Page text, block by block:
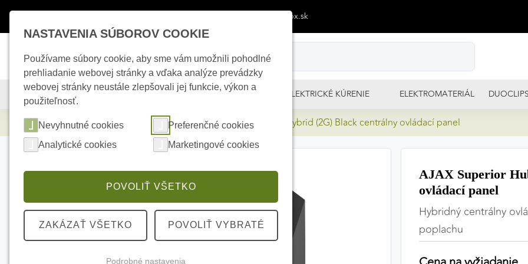
eshop@izimpx.sk
KAMEROVÉ SYSTÉMY ZABEZPEČOVACIE SYSTÉMY ELEKTRICKÉ KÚRENIE ELEKTROMATERIÁL DUOCLIPS
Zabezpečovacie systémy AJAX Superior Hub Hybrid (2G) Black centrálny ovládací panel
AJAX Superior
ovládací panel
Hybridný centrálny
poplachu
NASTAVENIA SÚBOROV COOKIE
Používame súbory cookie, aby sme vám umožnili pohodlné
prehliadanie webovej stránky a vďaka analýze prevádzky
webovej stránky neustále zlepšovali jej funkcie, výkon a
použiteľnosť.
Nevyhnutné cookies
Preferenčné cookies
Analytické cookies
Marketingové cookies
POVOLIŤ VŠETKO
ZAKÁZAŤ VŠETKO POVOLIŤ VYBRATÉ
Podrobné nastavenia